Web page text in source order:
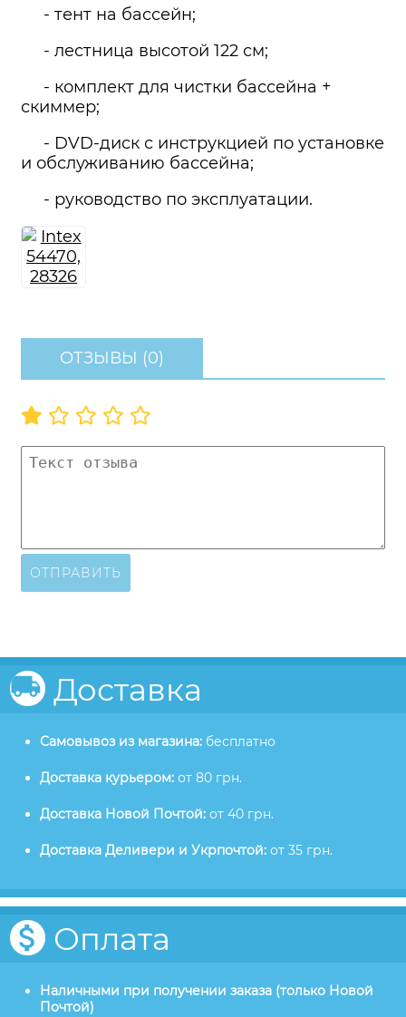
- тент на бассейн;
- лестница высотой 122 см;
- комплект для чистки бассейна +
скиммер;
- DVD-диск с инструкцией по установке
и обслуживанию бассейна;
- руководство по эксплуатации.
ОТЗЫВЫ (0)
ОТПРАВИТЬ
Доставка
Самовывоз из магазина: бесплатно
Доставка курьером: от 80 грн.
Доставка Новой Почтой: от 40 грн.
Доставка Деливери и Укрпочтой: от 35 грн.
Оплата
Наличными при получении заказа (только Новой
Почтой)